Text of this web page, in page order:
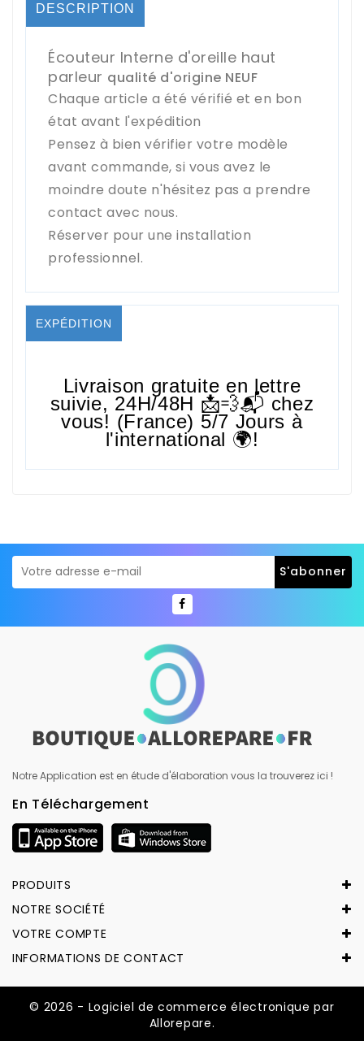
DESCRIPTION
Écouteur Interne d'oreille haut
parleur qualité d'origine NEUF
Chaque article a été vérifié et en bon
état avant l'expédition
Pensez à bien vérifier votre modèle
avant commande, si vous avez le
moindre doute n'hésitez pas a prendre
contact avec nous.
Réserver pour une installation
professionnel.
EXPÉDITION
Livraison gratuite en lettre
suivie, 24H/48H 📩💨📬 chez
vous! (France) 5/7 Jours à
l'international 🌍!
Notre Application est en étude d'élaboration vous la trouverez ici !
En Téléchargement
PRODUITS
NOTRE SOCIÉTÉ
VOTRE COMPTE
INFORMATIONS DE CONTACT
© 2026 - Logiciel de commerce électronique par
Allorepare.